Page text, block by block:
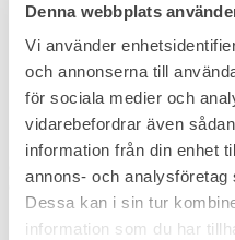
Denna webbplats
Vi använder
och annonserna till
för sociala medier och
vidarebefordrar även
information från din enhet
annons- och
Dessa kan i sin tur
information som du har
1 black T-shirt S – XXXL
1 keyring
1 leather belt, one size
1 high visibility west, one size
1 water bottle
1 Multiwear
(The Summer edition includes
edition includes a Light down
SKU